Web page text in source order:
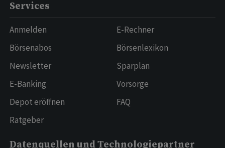
Services
Anmelden
Börsenabos
Newsletter
E-Banking
Depot eröffnen
Ratgeber
E-Rechner
Börsenlexikon
Sparplan
Vorsorge
FAQ
Datenquellen und Technologiepartner